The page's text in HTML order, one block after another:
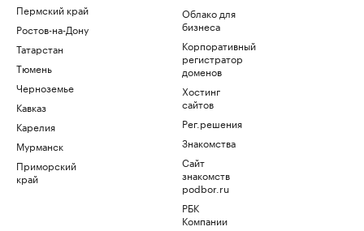
Пермский край
Ростов-на-Дону
Татарстан
Тюмень
Черноземье
Кавказ
Карелия
Мурманск
Приморский
край
Облако для
бизнеса
Корпоративный
регистратор
доменов
Хостинг
сайтов
Рег.решения
Знакомства
Сайт
знакомств
podbor.ru
РБК
Компании